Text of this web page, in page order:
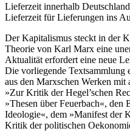
Lieferzeit innerhalb
Lieferzeit für Lieferungen ins
Der Kapitalismus steckt in der
Theorie von Karl Marx eine
Aktualität erfordert eine neue
Die vorliegende Textsammlung
aus den Marxschen Werken
»Zur Kritik der Hegel’schen
»Thesen über Feuerbach«,
Ideologie«, dem »Manifest der
Kritik der politischen